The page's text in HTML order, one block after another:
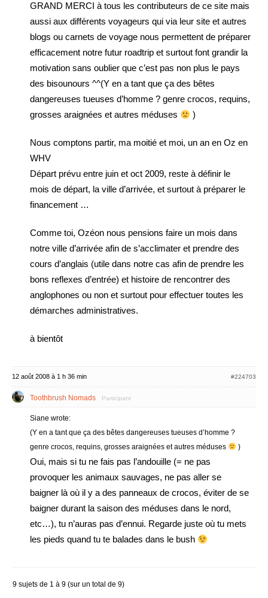
GRAND MERCI à tous les contributeurs de ce site mais
aussi aux différents voyageurs qui via leur site et autres
blogs ou carnets de voyage nous permettent de préparer
efficacement notre futur roadtrip et surtout font grandir la
motivation sans oublier que c’est pas non plus le pays
des bisounours ^^(Y en a tant que ça des bêtes
dangereuses tueuses d’homme ? genre crocos, requins,
grosses araignées et autres méduses
)
Nous comptons partir, ma moitié et moi, un an en Oz en
WHV
Départ prévu entre juin et oct 2009, reste à définir le
mois de départ, la ville d’arrivée, et surtout à préparer le
financement …
Comme toi, Ozéon nous pensions faire un mois dans
notre ville d’arrivée afin de s’acclimater et prendre des
cours d’anglais (utile dans notre cas afin de prendre les
bons reflexes d’entrée) et histoire de rencontrer des
anglophones ou non et surtout pour effectuer toutes les
démarches administratives.
à bientôt
12 août 2008 à 1 h 36 min #224703
Toothbrush Nomads Participant
Siane wrote:
(Y en a tant que ça des bêtes dangereuses tueuses d’homme ?
genre crocos, requins, grosses araignées et autres méduses
)
Oui, mais si tu ne fais pas l’andouille (= ne pas
provoquer les animaux sauvages, ne pas aller se
baigner là où il y a des panneaux de crocos, éviter de se
baigner durant la saison des méduses dans le nord,
etc…), tu n’auras pas d’ennui. Regarde juste où tu mets
les pieds quand tu te balades dans le bush
9 sujets de 1 à 9 (sur un total de 9)